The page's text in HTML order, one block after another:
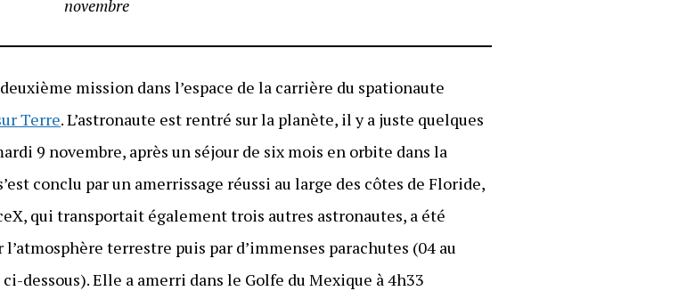
novembre
mission dans l’espace de la carrière du spationaute
Terre. L’astronaute est rentré sur la planète, il y a juste quelques
9 novembre, après un séjour de six mois en orbite dans la
conclu par un amerrissage réussi au large des côtes de Floride,
qui transportait également trois autres astronautes, a été
terrestre puis par d’immenses parachutes (04 au
dessous). Elle a amerri dans le Golfe du Mexique à 4h33